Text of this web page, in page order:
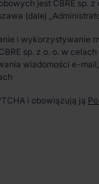
lokalna
spotkanie,
jest CBRE sp. z
(dalej
i wykorzystywanie
sp. z o. o. w
wiadomości e-
i obowiązują ją